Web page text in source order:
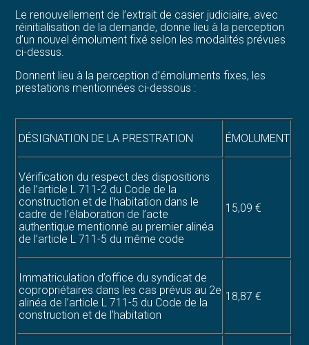
Le renouvellement de l’extrait de casier judiciaire, avec
réinitialisation de la demande, donne lieu à la perception
d’un nouvel émolument fixé selon les modalités prévues
ci-dessus.
Donnent lieu à la perception d’émoluments fixes, les
prestations mentionnées ci-dessous :
DÉSIGNATION DE LA PRESTRATION ÉMOLUMENT
Vérification du respect des dispositions
de l’article L 711-2 du Code de la
construction et de l’habitation dans le
cadre de l’élaboration de l’acte
authentique mentionné au premier alinéa
de l’article L 711-5 du même code
15,09 €
Immatriculation d’office du syndicat de
copropriétaires dans les cas prévus au 2e
alinéa de l’article L 711-5 du Code de la
construction et de l’habitation
18,87 €